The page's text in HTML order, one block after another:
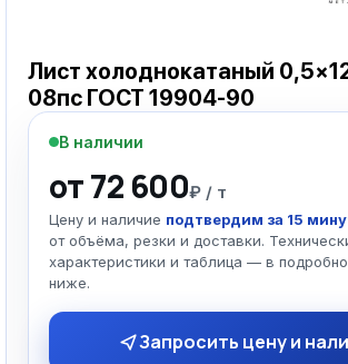
Лист холоднокатаный
08пс ГОСТ 19904-90
В наличии
от 72 600₽ / т
Цену и наличие подтвердим за 15
от объёма, резки и доставки.
характеристики и таблица — в
ниже.
Запросить цену и